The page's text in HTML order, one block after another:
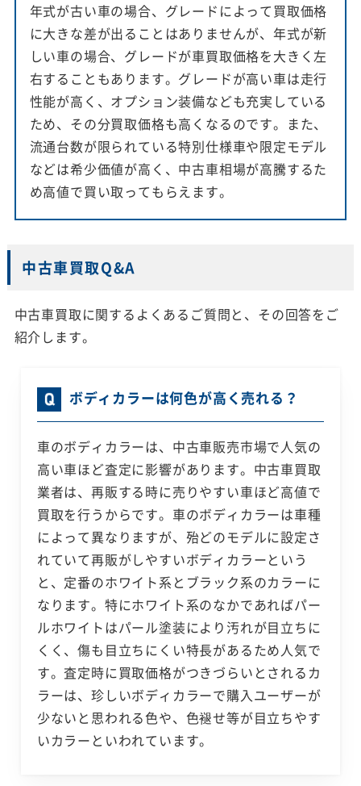
年式が古い車の場合、グレードによって買取価格
に大きな差が出ることはありませんが、年式が新
しい車の場合、グレードが車買取価格を大きく左
右することもあります。グレードが高い車は走行
性能が高く、オプション装備なども充実している
ため、その分買取価格も高くなるのです。また、
流通台数が限られている特別仕様車や限定モデル
などは希少価値が高く、中古車相場が高騰するた
め高値で買い取ってもらえます。
中古車買取Q&A
中古車買取に関するよくあるご質問と、その回答をご
紹介します。
ボディカラーは何色が高く売れる？
車のボディカラーは、中古車販売市場で人気の
高い車ほど査定に影響があります。中古車買取
業者は、再販する時に売りやすい車ほど高値で
買取を行うからです。車のボディカラーは車種
によって異なりますが、殆どのモデルに設定さ
れていて再販がしやすいボディカラーという
と、定番のホワイト系とブラック系のカラーに
なります。特にホワイト系のなかであればパー
ルホワイトはパール塗装により汚れが目立ちに
くく、傷も目立ちにくい特長があるため人気で
す。査定時に買取価格がつきづらいとされるカ
ラーは、珍しいボディカラーで購入ユーザーが
少ないと思われる色や、色褪せ等が目立ちやす
いカラーといわれています。